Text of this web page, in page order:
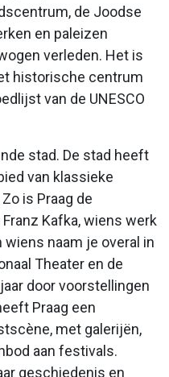
de Joodse
en paleizen
verleden. Het is
historische centrum
van de UNESCO
stad. De stad heeft
van klassieke
is Praag de
Kafka, wiens werk
naam je overal in
Theater en de
door voorstellingen
Praag een
met galerijën,
aan festivals.
geschiedenis en